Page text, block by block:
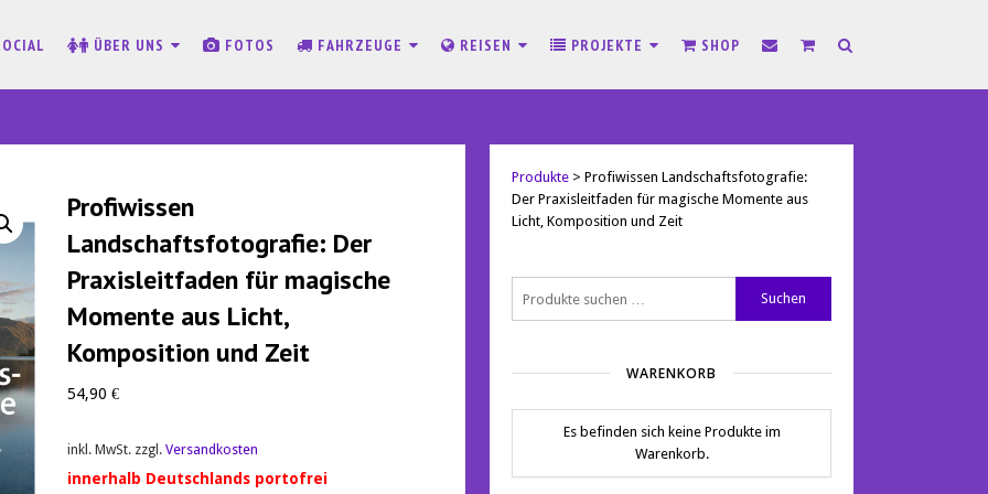
ÜBER UNS FOTOS FAHRZEUGE REISEN PROJEKTE SHOP
Profiwissen
Landschaftsfotografie: Der
Praxisleitfaden für magische
Momente aus Licht,
Komposition und Zeit
54,90€
inkl. MwSt. zzgl.Versandkosten
innerhalb Deutschlands portofrei
Produkte > Profiwissen Landschaftsfotografie:
Der Praxisleitfaden für magische Momente aus
Licht, Komposition und Zeit
nach:
Suchen
WARENKORB
Es befinden sich keine Produkte im
Warenkorb.